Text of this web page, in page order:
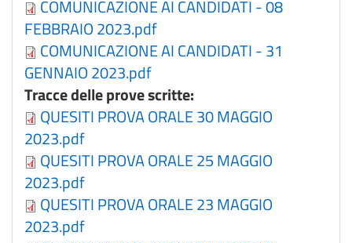
COMUNICAZIONE AI CANDIDATI - 08
FEBBRAIO 2023.pdf
COMUNICAZIONE AI CANDIDATI - 31
GENNAIO 2023.pdf
Tracce delle prove scritte:
QUESITI PROVA ORALE 30 MAGGIO
2023.pdf
QUESITI PROVA ORALE 25 MAGGIO
2023.pdf
QUESITI PROVA ORALE 23 MAGGIO
2023.pdf